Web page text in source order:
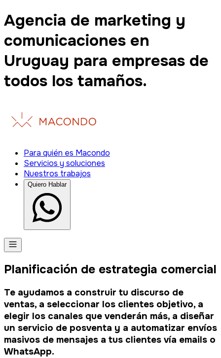
Agencia de marketing y
comunicaciones en
Uruguay para empresas de
todos los tamaños.
Para quién es Macondo
Servicios y soluciones
Nuestros trabajos
Quiero Hablar
Planificación de estrategia comercial
Te ayudamos a construir tu discurso de
ventas, a seleccionar los clientes objetivo, a
elegir los canales que venderán más, a diseñar
un servicio de posventa y a automatizar envíos
masivos de mensajes a tus clientes vía emails o
WhatsApp.